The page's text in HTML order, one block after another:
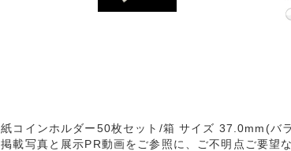
紙コインホルダー50枚セット/箱 サイズ 37.0mm(バ
掲載写真と展示PR動画をご参照に、ご不明点ご要望